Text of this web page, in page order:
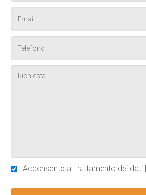
Acconsento al trattamento dei dati |